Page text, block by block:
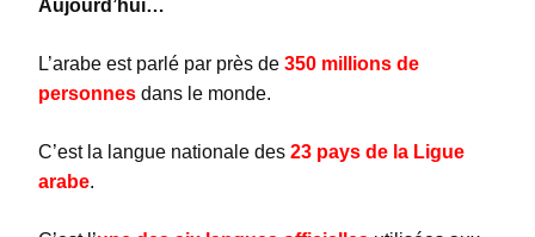
Aujourd’hui…
L’arabe est parlé par près de 350 millions de
personnes dans le monde.
C’est la langue nationale des 23 pays de la Ligue
arabe.